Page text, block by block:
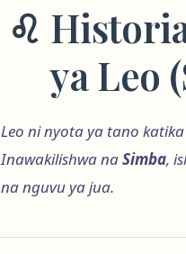
♌
ya Leo
Leo ni nyota ya tano
Inawakilishwa naSimba,
na nguvu ya jua.